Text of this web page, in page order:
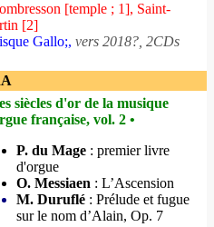
[temple ; 1], Saint-
[2]
Gallo;, vers 2018?, 2CDs
siècles d'or de la musique
française, vol. 2 •
P. du Mage : premier livre
d'orgue
O. Messiaen : L’Ascension
M. Duruflé : Prélude et fugue
sur le nom d’Alain, Op. 7